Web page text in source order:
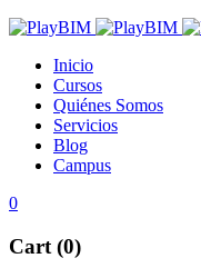
Inicio
Cursos
Quiénes Somos
Servicios
Blog
Campus
0
Cart (0)